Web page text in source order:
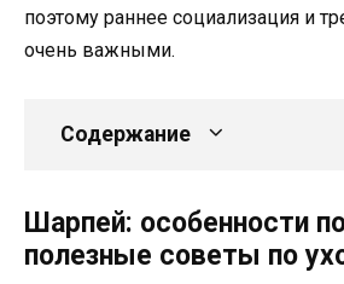
поэтому раннее социализация и
очень важными.
Содержание
Шарпей: особенности
полезные советы по